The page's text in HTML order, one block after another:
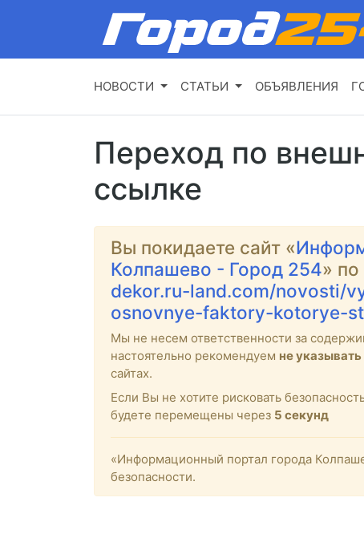
НОВОСТИ СТАТЬИ ОБЪЯВЛЕНИЯ
Переход по
ссылке
Вы покидаете сайт «
Колпашево - Город 254»
dekor.ru-land.com/novosti/
osnovnye-faktory-kotorye-
Мы не несем ответственности за
настоятельно рекомендуем не указывать
сайтах.
Если Вы не хотите рисковать
будете перемещены через 4 секунд
«Информационный портал города
безопасности.